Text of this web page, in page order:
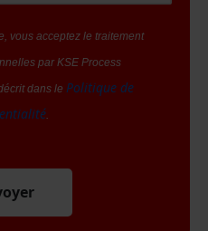
vous acceptez le traitement
par KSE Process
dans le Politique de
.